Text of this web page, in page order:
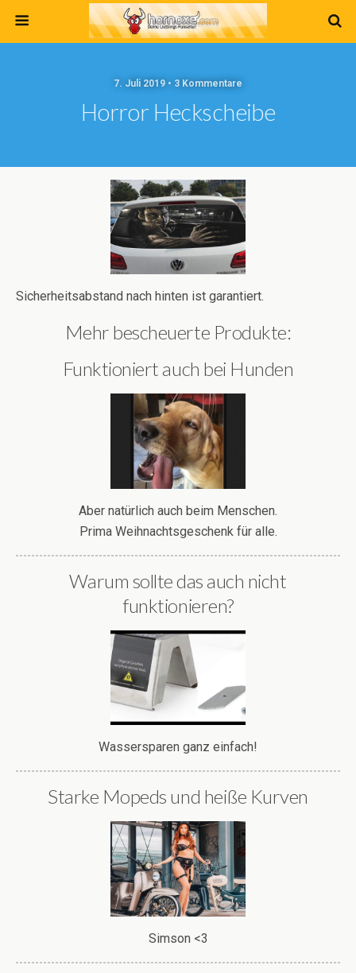
7. Juli 2019 • 3 Kommentare
Horror Heckscheibe
Sicherheitsabstand nach hinten ist garantiert.
Mehr bescheuerte Produkte:
Funktioniert auch bei Hunden
Aber natürlich auch beim Menschen.
Prima Weihnachtsgeschenk für alle.
Warum sollte das auch nicht
funktionieren?
Wassersparen ganz einfach!
Starke Mopeds und heiße Kurven
Simson <3